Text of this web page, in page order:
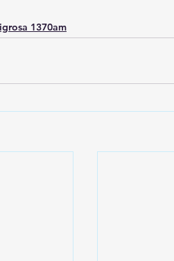
1370am